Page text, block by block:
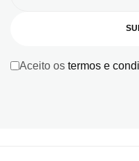
Aceito os termos e